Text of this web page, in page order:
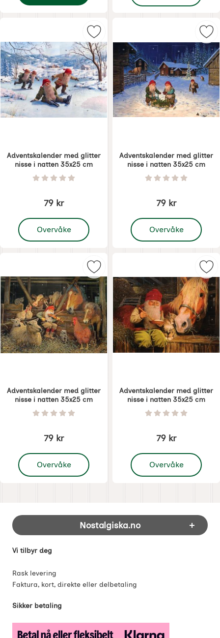
Adventskalender med glitter nisse i natten 35x25
Adventskalender med glitter
nisse i natten 35x25 cm
Varenummer 8569Vurdering: 0 Stjerne av 5
79 kr
Overvåke
, Adventskalender med glitter nisse i natten 35x25 cm
Merk adventskalender med
Adventskalender med glitter
nisse i natten 35x25 cm
Varenummer 8570Vurdering: 0
79 kr
Overvåke
, Adventskalender
Adventskalender med glitter
nisse i natten 35x25 cm
Varenummer 8571Vurdering: 0 Stjerne av 5
79 kr
Overvåke
, Adventskalender med glitter nisse i natten 35x25 cm
Merk adventskalender med
Adventskalender med glitter
nisse i natten 35x25 cm
Varenummer 8572Vurdering: 0
79 kr
Overvåke
, Adventskalender
Footer-innhold Blandet informasjon og
Nostalgiska.no
Vi tilbyr deg
Rask levering
Faktura, kort, direkte eller delbetaling
Sikker betaling